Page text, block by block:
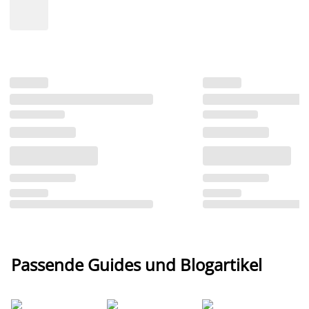
Passende Guides und Blogartikel